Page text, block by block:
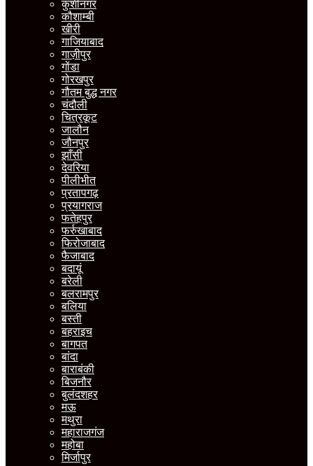
कुशीनगर
कौशाम्बी
खीरी
गाजियाबाद
गाज़ीपुर
गोंडा
गोरखपुर
गौतम बुद्ध नगर
चंदौली
चित्रकूट
जालौन
जौनपुर
झाँसी
देवरिया
पीलीभीत
प्रतापगढ़
प्रयागराज
फतेहपुर
फर्रुखाबाद
फिरोजाबाद
फैजाबाद
बदायूं
बरेली
बलरामपुर
बलिया
बस्ती
बहराइच
बागपत
बांदा
बाराबंकी
बिजनौर
बुलंदशहर
मऊ
मथुरा
महाराजगंज
महोबा
मिर्जापुर